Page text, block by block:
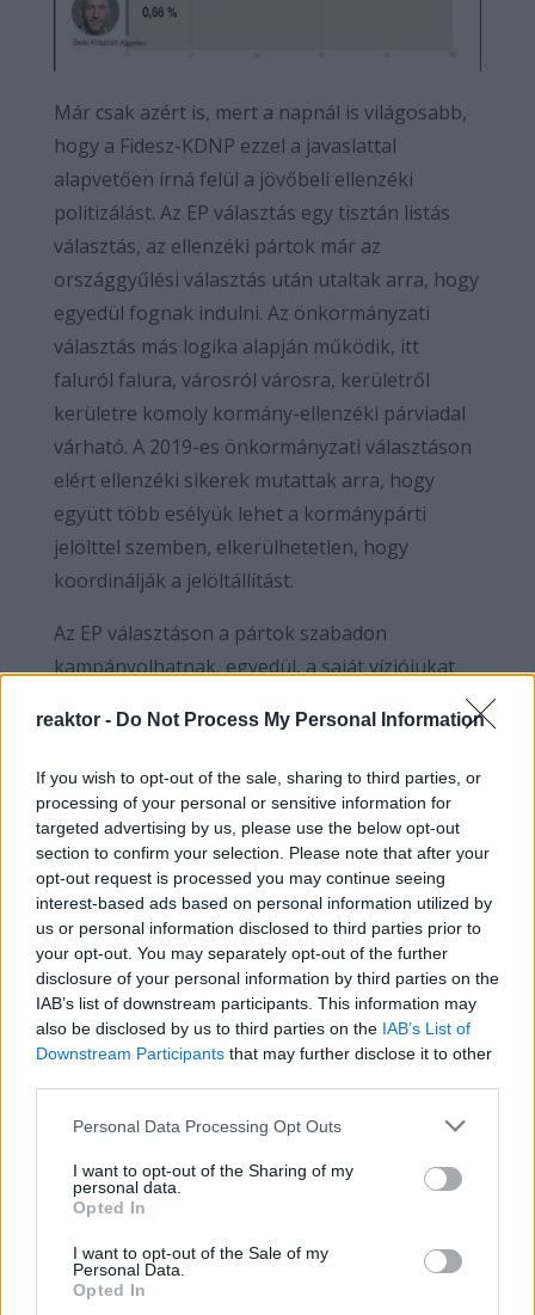
reaktor - Do Not Process My Personal Information
If you wish to opt-out of the sale, sharing to third parties, or
processing of your personal or sensitive information for
targeted advertising by us, please use the below opt-out
section to confirm your selection. Please note that after your
opt-out request is processed you may continue seeing
interest-based ads based on personal information utilized by
us or personal information disclosed to third parties prior to
your opt-out. You may separately opt-out of the further
disclosure of your personal information by third parties on the
IAB’s list of downstream participants. This information may
also be disclosed by us to third parties on the IAB’s List of
Downstream Participants that may further disclose it to other
Please note that this website/app uses one or more Google
not limited to your visit or usage behaviour. You may click to
grant or deny consent to Google and its third-party tags to
use your data for below specified purposes in below Google
consent section.
Personal Data Processing Opt Outs
I want to opt-out of the Sharing of my
personal data.
Opted In
I want to opt-out of the Sale of my
Personal Data.
Opted In
Már csak azért is, mert a napnál is világosabb,
hogy a Fidesz-KDNP ezzel a javaslattal
alapvetően írná felül a jövőbeli ellenzéki
politizálást. Az EP választás egy tisztán listás
választás, az ellenzéki pártok már az
országgyűlési választás után utaltak arra, hogy
egyedül fognak indulni. Az önkormányzati
választás más logika alapján működik, itt
faluról falura, városról városra, kerületről
kerületre komoly kormány-ellenzéki párviadal
várható. A 2019-es önkormányzati választáson
elért ellenzéki sikerek mutattak arra, hogy
együtt több esélyük lehet a kormánypárti
jelölttel szemben, elkerülhetetlen, hogy
koordinálják a jelöltállítást.
Az EP választáson a pártok szabadon
kampányolhatnak, egyedül, a saját víziójukat
sajátjaikat próbálják mandátumhoz juttatni. Az
önkormányzati választáson - feltéve, ha nem
mondanak le az összefogásról - akkor valami
közös mellett, valaki közösért kell
kampányolniuk. Mindez egyedül a Fidesz-KDNP
és a Mi Hazánk számára nem okoz problémát,
hiszen mindkét alakulat egyedül fog indulni,
önálló szereplőként. Nem mellesleg a
kormánypártnak van a legtöbb erőforrása
ennek a menedzselésére, a jobboldali
radikálisok pedig a parlamenti jelenléttel járó
jutnak, így nekik sem fog majd gondot okozni a
kettős kampány.
Először fog majd a Mi Hazánk annyi
pénzből gazdálkodni, mint a többi